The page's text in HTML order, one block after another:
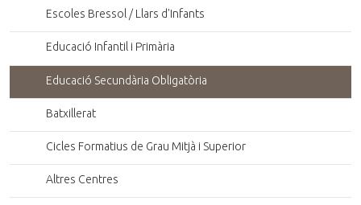
Escoles Bressol / Llars d'Infants
Educació Infantil i Primària
Educació Secundària Obligatòria
Batxillerat
Cicles Formatius de Grau Mitjà i Superior
Altres Centres